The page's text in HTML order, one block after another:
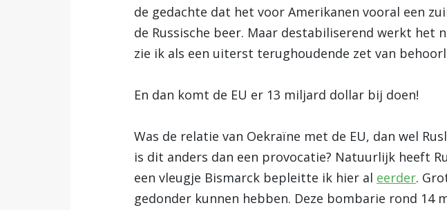
de gedachte dat het voor Amerikanen vooral een
de Russische beer. Maar destabiliserend werkt het
zie ik als een uiterst terughoudende zet van
En dan komt de EU er 13 miljard dollar bij doen!
Was de relatie van Oekraïne met de EU, dan wel
is dit anders dan een provocatie? Natuurlijk heeft
een vleugje Bismarck bepleitte ik hier al eerder.
gedonder kunnen hebben. Deze bombarie rond